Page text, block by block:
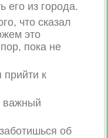
его из города.
что сказал
это
пока не
к
важный
об